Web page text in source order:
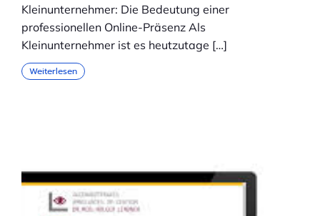
Kleinunternehmer: Die Bedeutung einer
professionellen Online-Präsenz Als
Kleinunternehmer ist es heutzutage […]
Weiterlesen